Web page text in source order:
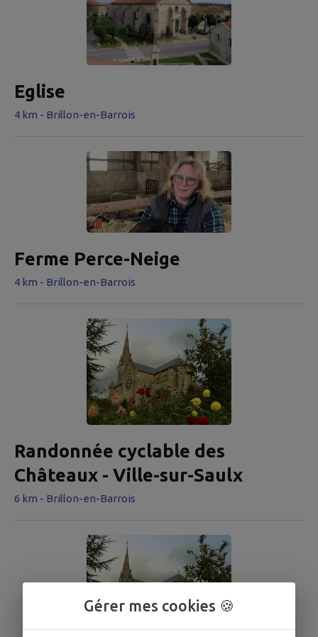
Eglise
4 km - Brillon-en-Barrois
Ferme Perce-Neige
4 km - Brillon-en-Barrois
Randonnée cyclable des
Châteaux - Ville-sur-Saulx
6 km - Brillon-en-Barrois
Gérer mes cookies 🍪